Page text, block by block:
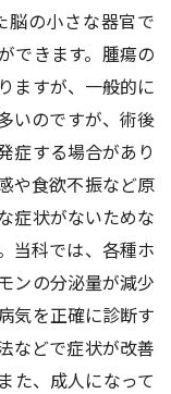
脳の小さな器官で
できます。腫瘍の
ますが、一般的に
いのですが、術後
症する場合があり
や食欲不振など原
症状がないためな
当科では、各種ホ
ンの分泌量が減少
気を正確に診断す
などで症状が改善
た、成人になって